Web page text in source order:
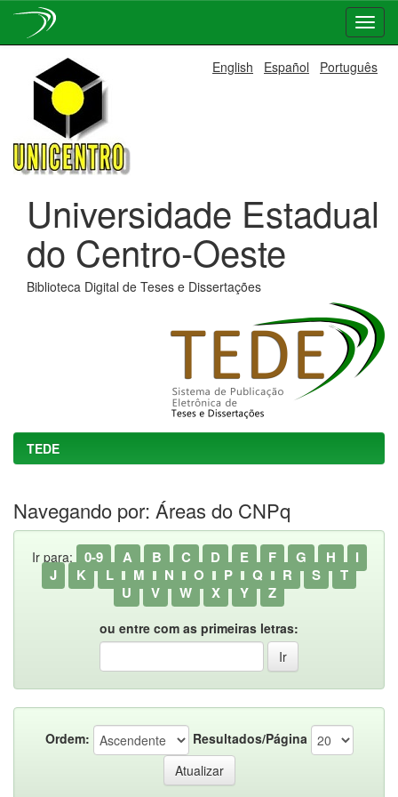
navigation
English Español Português
Universidade Estadual
do Centro-Oeste
Biblioteca Digital de Teses e Dissertações
TEDE
Navegando por: Áreas do CNPq
Ir para: 0-9 A B C D E F G H
I
J
K L M N O P Q R S
T
U
V W X Y Z
ou entre com as primeiras letras:
Ordem: Resultados/Página